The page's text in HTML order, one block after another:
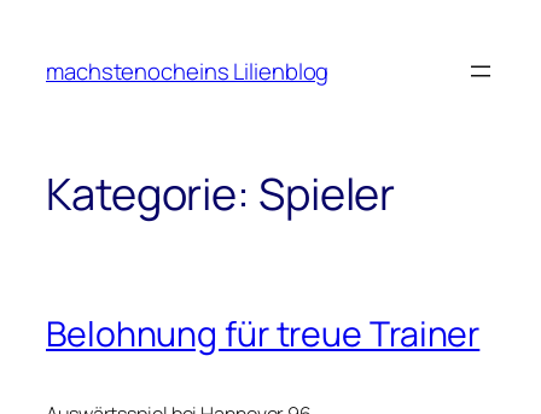
springen
machstenocheins Lilienblog
Kategorie: Spieler
Belohnung für treue Trainer